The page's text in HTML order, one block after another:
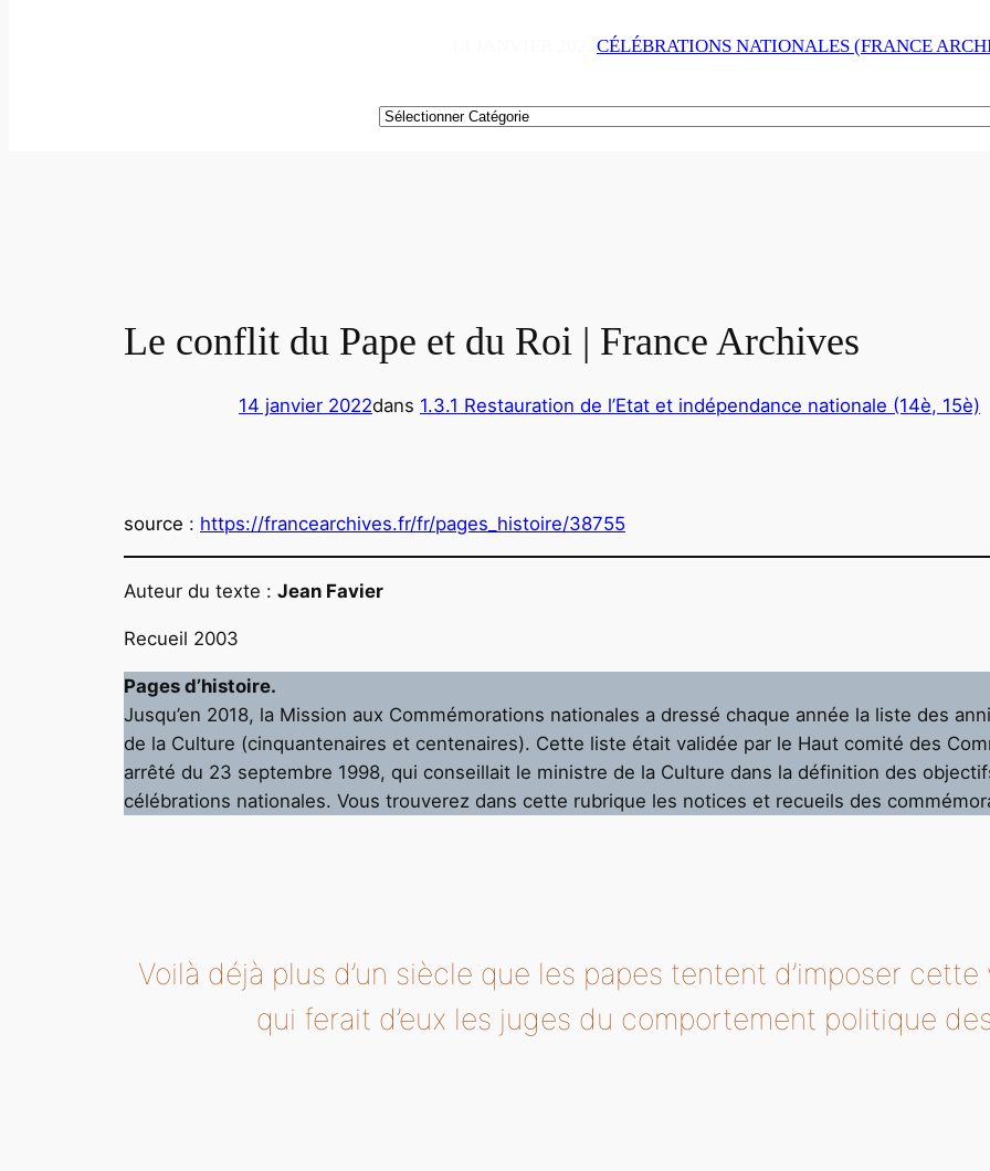
CÉLÉBRATIONS NATIONALES (FRANCE
Catégories
Le conflit du Pape et du Roi | France Archives
14 janvier 2022dans 1.3.1 Restauration de l’Etat et indépendance nationale (14è, 15è)
source : https://francearchives.fr/fr/pages_histoire/38755
Auteur du texte : Jean Favier
Recueil 2003
Pages d’histoire.
Jusqu’en 2018, la Mission aux Commémorations nationales a dressé chaque année la liste des
de la Culture (cinquantenaires et centenaires). Cette liste était validée par le Haut comité des
arrêté du 23 septembre 1998, qui conseillait le ministre de la Culture dans la définition des
célébrations nationales. Vous trouverez dans cette rubrique les notices et recueils des
Voilà déjà plus d’un siècle que les papes tentent d’imposer
qui ferait d’eux les juges du comportement politique